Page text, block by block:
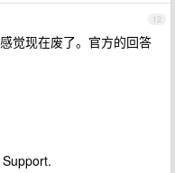
12
觉现在废了。官方的回答